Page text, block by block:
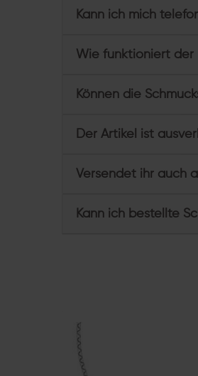
Kann ich mich
Wie funktioniert der
Können die
Der Artikel ist
Versendet ihr auch
Kann ich bestellte